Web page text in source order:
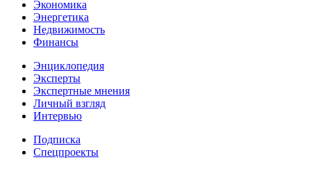
Экономика
Энергетика
Недвижимость
Финансы
Энциклопедия
Эксперты
Экспертные мнения
Личный взгляд
Интервью
Подписка
Спецпроекты